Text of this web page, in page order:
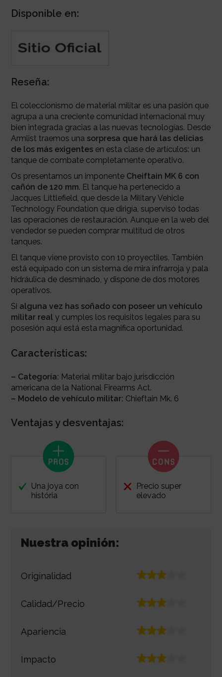
Disponible en:
Reseña:
El coleccionismo de material militar es una pasión que
agrupa a una creciente comunidad internacional muy
bien integrada gracias a las nuevas tecnologías. Desde
Armlist traemos una sorpresa que hará las delicias
de los más exigentesen esta clase de artículos: un
tanque de combate completamente operativo.
Os presentamos un imponente Cheiftain MK 6 con
cañón de 120 mm. El tanque ha pertenecido a
Jacques Littlefield, que desde la Military Vehicle
Technology Foundation que dirigía, supervisó todas
las operaciones de restauración. Aunque en la web del
vendedor se pueden comprar multitud de otros
tanques.
El tanque viene provisto con 10 proyectiles​. También
está equipado con un sistema de mira infrarroja y pala
hidráulica de desminado, y dispone de dos motores
operativos.
Si alguna vez has soñado con poseer un vehículo
militar realy cumples los requisitos legales para su
posesión aquí está esta magnifica oportunidad.
Características:
– Categoría: Material militar bajo jurisdicción
americana de la National Firearms Act.
– Modelo de vehículo militar: Chieftain Mk. 6
Ventajas y desventajas:
Una joya con
história
Precio super
elevado
Nuestra opinión:
Originalidad
Calidad/Precio
Apariencia
Impacto